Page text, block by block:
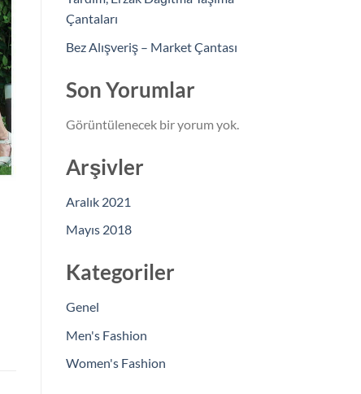
Çantaları
Bez Alışveriş – Market Çantası
Son Yorumlar
Görüntülenecek bir yorum yok.
Arşivler
Aralık 2021
Mayıs 2018
Kategoriler
Genel
Men's Fashion
Women's Fashion